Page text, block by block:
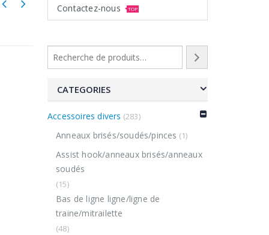
Contactez-nous TOP
CATEGORIES
Accessoires divers (283)
Anneaux brisés/soudés/pinces (1)
Assist hook/anneaux brisés/anneaux
soudés
(15)
Bas de ligne ligne/ligne de
traine/mitrailette
(48)